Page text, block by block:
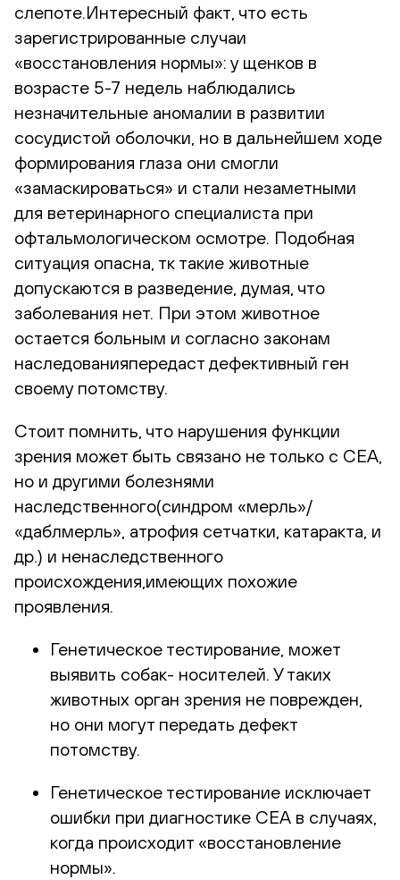
слепоте.Интересный факт, что есть
зарегистрированные случаи
«восстановления нормы»: у щенков в
возрасте 5-7 недель наблюдались
незначительные аномалии в развитии
сосудистой оболочки, но в дальнейшем ходе
формирования глаза они смогли
«замаскироваться» и стали незаметными
для ветеринарного специалиста при
офтальмологическом осмотре. Подобная
ситуация опасна, тк такие животные
допускаются в разведение, думая, что
заболевания нет. При этом животное
остается больным и согласно законам
наследованияпередаст дефективный ген
своему потомству.
Стоит помнить, что нарушения функции
зрения может быть связано не только с CEA,
но и другими болезнями
наследственного(синдром «мерль»/
«даблмерль», атрофия сетчатки, катаракта, и
др.) и ненаследственного
происхождения,имеющих похожие
проявления.
Генетическое тестирование, может
выявить собак- носителей. У таких
животных орган зрения не поврежден,
но они могут передать дефект
потомству.
Генетическое тестирование исключает
ошибки при диагностике CEA в случаях,
когда происходит «восстановление
нормы».